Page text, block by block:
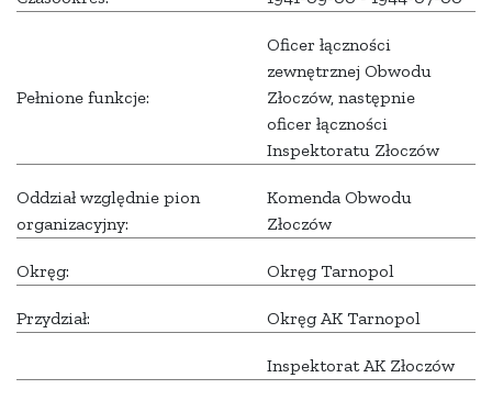
Pełnione funkcje:
Oficer łączności
zewnętrznej Obwodu
Złoczów, następnie
oficer łączności
Inspektoratu Złoczów
Oddział względnie pion
organizacyjny:
Komenda Obwodu
Złoczów
Okręg: Okręg Tarnopol
Przydział: Okręg AK Tarnopol
Inspektorat AK Złoczów